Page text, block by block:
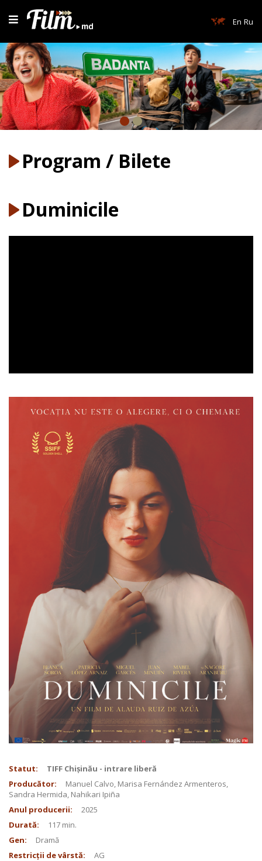
En Ru
Program / Bilete
Duminicile
Statut:
TIFF Chișinău - intrare liberă
Producător:
Manuel Calvo, Marisa Fernández Armenteros,
Sandra Hermida, Nahikari Ipiña
Anul producerii:
2025
Durată:
117 min.
Gen:
Dramă
Restricții de vârstă:
AG